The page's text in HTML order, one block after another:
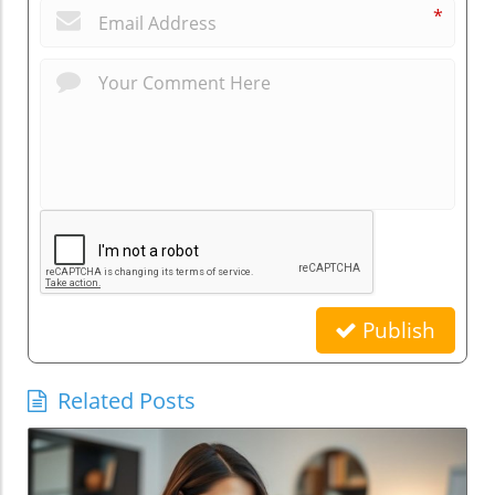
*
Publish
Related Posts